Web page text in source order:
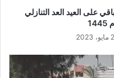
على العيد العد التنازلي